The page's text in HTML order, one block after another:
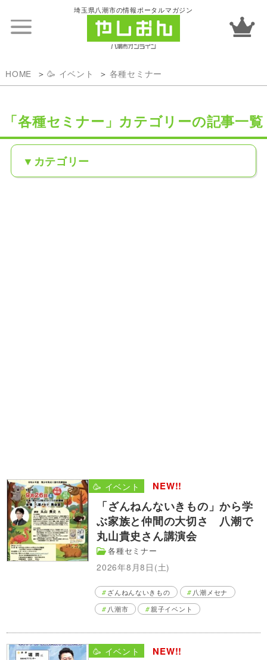
埼玉県八潮市の情報ポータルマガジン
HOME 🥳 イベント 各種セミナー
「各種セミナー」カテゴリーの記事一覧
カテゴリー
「ざんねんないきもの」から学
ぶ家族と仲間の大切さ 八潮で
丸山貴史さん講演会
各種セミナー
2026年8月8日(土)
🥳 イベント NEW!!
ざんねんないきもの
八潮メセナ
八潮市
親子イベント
🥳 イベント NEW!!